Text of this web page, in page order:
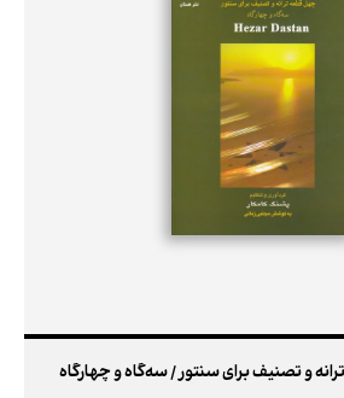
و تصنیف برای سنتور / سه‌گاه و چهارگاه